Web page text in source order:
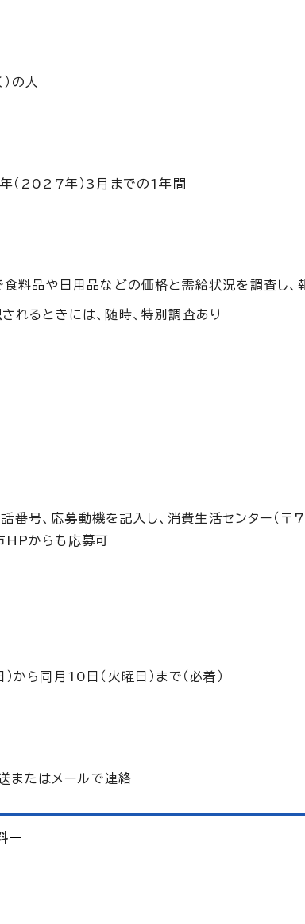
の人
（2027年）3月までの1年間
料品や日用品などの価格と需給状況を調査し、
れるときには、随時、特別調査あり
話番号、応募動機を記入し、消費生活センタ
HPからも応募可
ら同月10日（火曜日）まで（必着）
またはメールで連絡